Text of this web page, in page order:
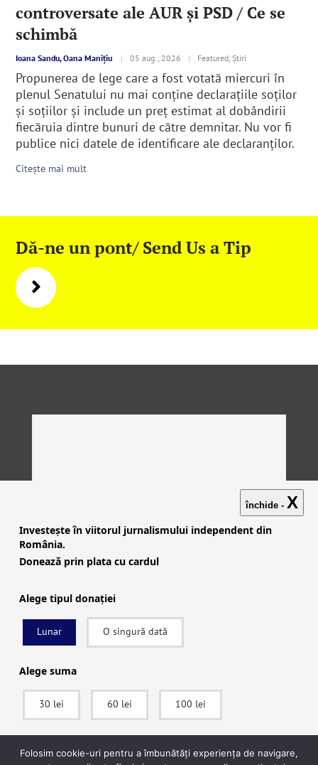
controversate ale AUR şi PSD / Ce se
schimbă
Ioana Sandu, Oana Manițiu | 05 aug., 2026 | Featured, Știri
Propunerea de lege care a fost votată miercuri în
plenul Senatului nu mai conține declarațiile soților
și soțiilor şi include un preț estimat al dobândirii
fiecăruia dintre bunuri de către demnitar. Nu vor fi
publice nici datele de identificare ale declaranţilor.
Citește mai mult
Dă-ne un pont/ Send Us a Tip
Investigații Știri |Explicative
facebook|instagram x (twitter)|youtube
Politica de confidențialitate|Politica de cookies
închide - X
Investește în viitorul jurnalismului independent din
România.
Donează prin plata cu cardul
Alege tipul donației
Lunar O singură dată
Alege suma
30 lei 60 lei 100 lei
SUSȚINE
Folosim cookie-uri pentru a îmbunătăți experiența de navigare,